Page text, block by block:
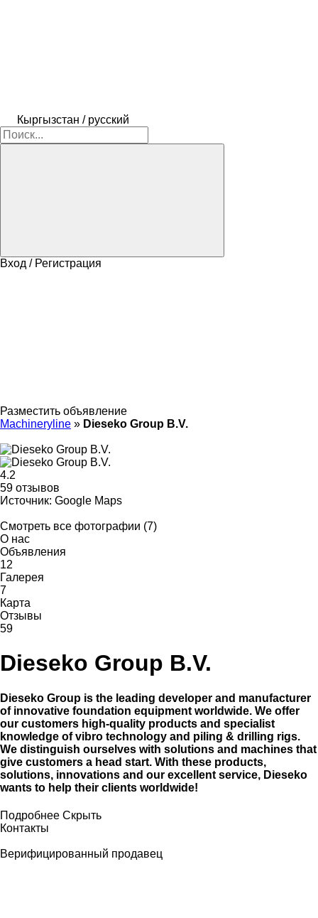
Кыргызстан / русский
Вход / Регистрация
Разместить объявление
Machineryline » Dieseko Group B.V.
4.2
59 отзывов
Источник: Google Maps
Смотреть все фотографии (7)
О нас
Объявления
12
Галерея
7
Карта
Отзывы
59
Dieseko Group B.V.
Dieseko Group is the leading developer and manufacturer
of innovative foundation equipment worldwide. We offer
our customers high-quality products and specialist
knowledge of vibro technology and piling & drilling rigs.
We distinguish ourselves with solutions and machines that
give customers a head start. With these products,
solutions, innovations and our excellent service, Dieseko
wants to help their clients worldwide!
Подробнее Скрыть
Контакты
Верифицированный продавец